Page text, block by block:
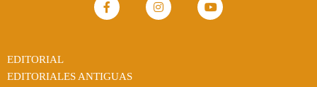
EDITORIAL
EDITORIALES ANTIGUAS